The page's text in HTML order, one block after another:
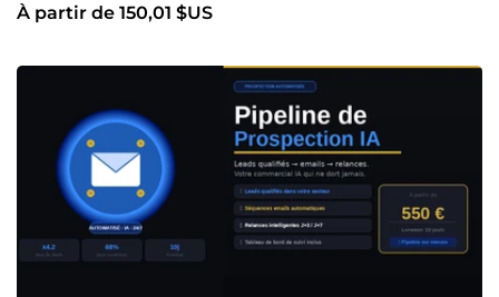
À partir de 150,01 $US